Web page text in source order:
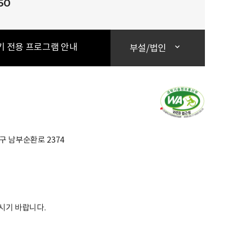
전용 프로그램 안내 부설/법인
남부순환로 2374
기 바랍니다.